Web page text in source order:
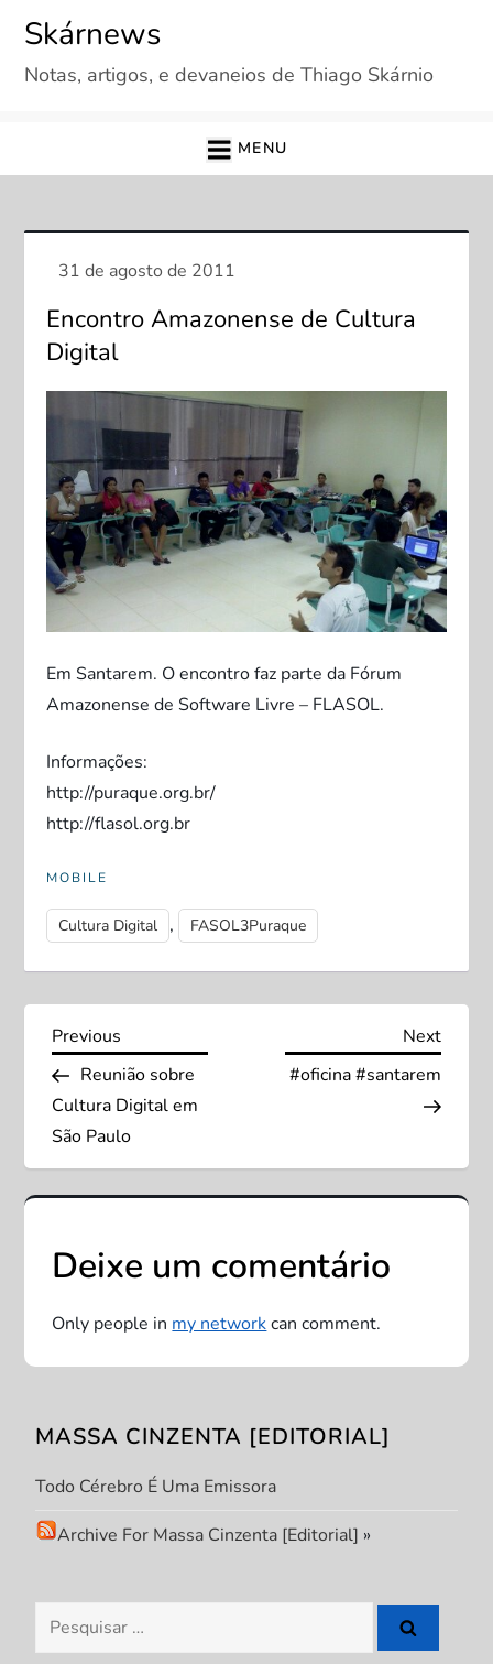
content
Skárnews
Notas, artigos, e devaneios de Thiago Skárnio
MENU
Encontro Amazonense de Cultura
Digital
Em Santarem. O encontro faz parte da Fórum
Amazonense de Software Livre – FLASOL.
Informações:
http://puraque.org.br/
http://flasol.org.br
MOBILE
Cultura Digital , FASOL3Puraque
N
a
v
e
g
a
ç
o
d
P
Previous
Post
Previous
Reunião sobre
Cultura Digital em
São Paulo
Next
Next
#oficina #santarem
Deixe um comentário
Only people in my networkcan comment.
MASSA CINZENTA [EDITORIAL]
Todo Cérebro É Uma Emissora
Archive For Massa Cinzenta [Editorial] »
Pesquisar
por: